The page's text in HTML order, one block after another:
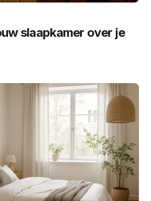
slaapkamer over je